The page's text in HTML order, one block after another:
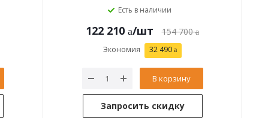
Есть в наличии
122 210 /шт 154 700
Экономия 32 490
В корзину
Запросить скидку